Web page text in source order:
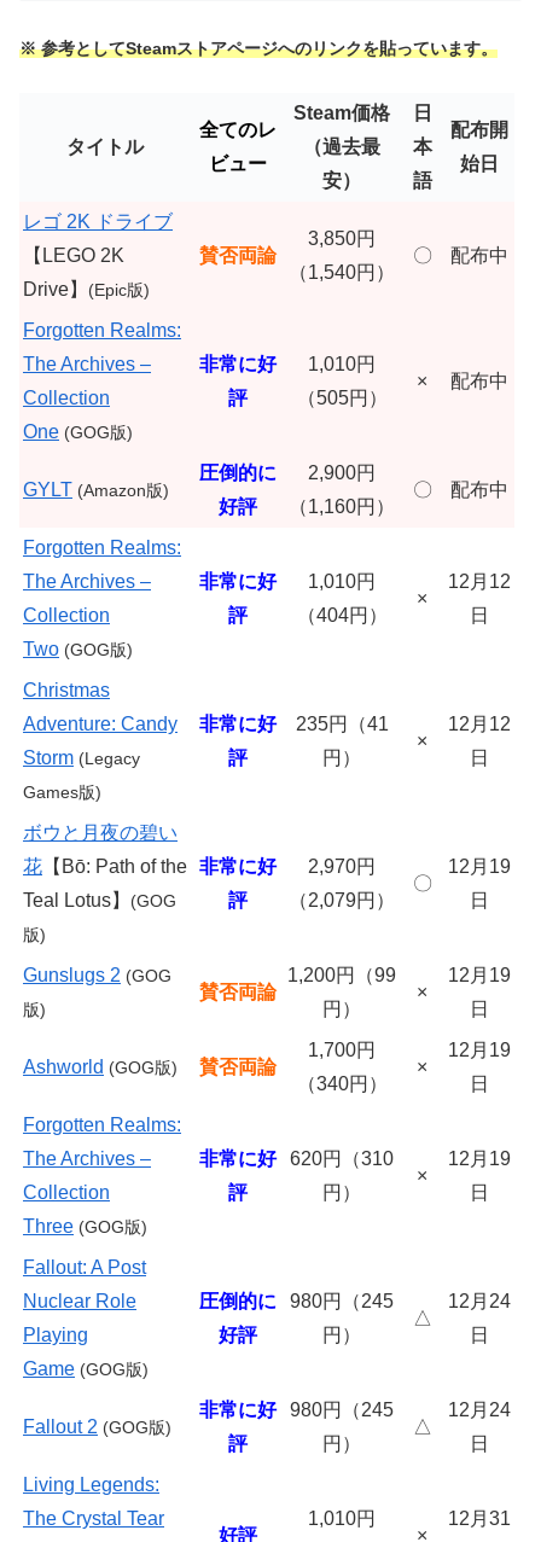
※ 参考としてSteamストアページへのリンクを貼っています。
タイトル
全てのレ
ビュー
Steam価格
（過去最
安）
日
本
語
配布開
始日
レゴ 2K ドライブ
【LEGO 2K
Drive】 (Epic版)
賛否両論
3,850円
（1,540円）
〇 配布中
Forgotten Realms:
The Archives –
Collection
One (GOG版)
非常に好
評
1,010円
（505円）
× 配布中
GYLT (Amazon版)
圧倒的に
好評
2,900円
（1,160円）
〇 配布中
Forgotten Realms:
The Archives –
Collection
Two (GOG版)
非常に好
評
1,010円
（404円）
×
12月12
日
Christmas
Adventure: Candy
Storm (Legacy
Games版)
非常に好
評
235円（41
円）
×
12月12
日
ボウと月夜の碧い
花 【Bō: Path of the
Teal Lotus】 (GOG
版)
非常に好
評
2,970円
（2,079円）
〇
12月19
日
Gunslugs 2 (GOG
版)
賛否両論
1,200円（99
円）
×
12月19
日
Ashworld (GOG版) 賛否両論
1,700円
（340円）
×
12月19
日
Forgotten Realms:
The Archives –
Collection
Three (GOG版)
非常に好
評
620円（310
円）
×
12月19
日
Fallout: A Post
Nuclear Role
Playing
Game (GOG版)
圧倒的に
好評
980円（245
円）
△
12月24
日
Fallout 2 (GOG版)
非常に好
評
980円（245
円）
△
12月24
日
Living Legends:
The Crystal Tear
好評
1,010円
×
12月31